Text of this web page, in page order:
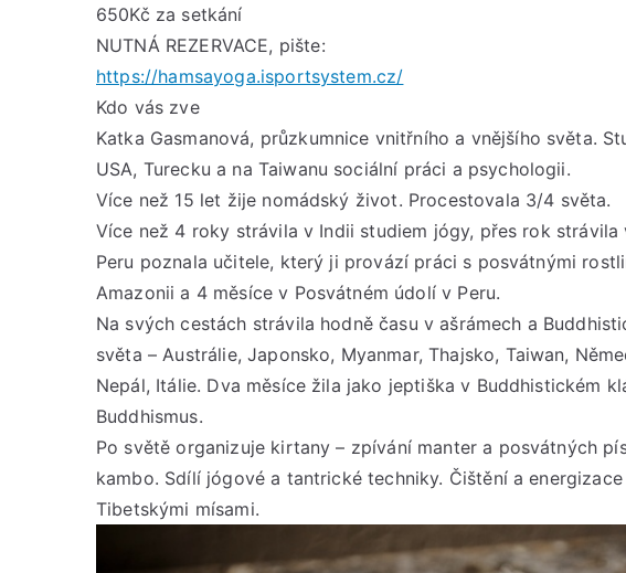
650Kč za setkání
NUTNÁ REZERVACE, pište:
https://hamsayoga.isportsystem.cz/
Kdo vás zve
Katka Gasmanová, průzkumnice vnitřního a vnějšího světa.
USA, Turecku a na Taiwanu sociální práci a psychologii.
Více než 15 let žije nomádský život. Procestovala 3/4 světa.
Více než 4 roky strávila v Indii studiem jógy, přes rok
Peru poznala učitele, který ji provází práci s posvátnými
Amazonii a 4 měsíce v Posvátném údolí v Peru.
Na svých cestách strávila hodně času v ašrámech a
světa – Austrálie, Japonsko, Myanmar, Thajsko, Taiwan,
Nepál, Itálie. Dva měsíce žila jako jeptiška v Buddhistickém
Buddhismus.
Po světě organizuje kirtany – zpívání manter a posvátných
kambo. Sdílí jógové a tantrické techniky. Čištění a
Tibetskými mísami.